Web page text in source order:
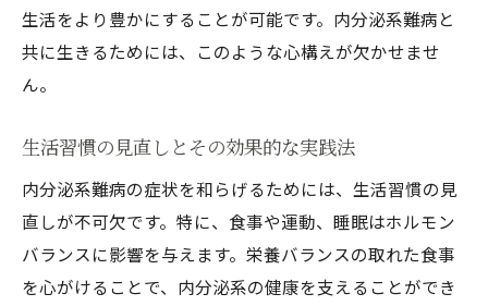
生活をより豊かにすることが可能です。内分泌系難病と
共に生きるためには、このような心構えが欠かせませ
ん。
生活習慣の見直しとその効果的な実践法
内分泌系難病の症状を和らげるためには、生活習慣の見
直しが不可欠です。特に、食事や運動、睡眠はホルモン
バランスに影響を与えます。栄養バランスの取れた食事
を心がけることで、内分泌系の健康を支えることができ